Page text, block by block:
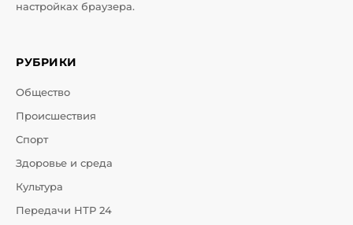
настройках браузера.
РУБРИКИ
Общество
Происшествия
Спорт
Здоровье и среда
Культура
Передачи НТР 24